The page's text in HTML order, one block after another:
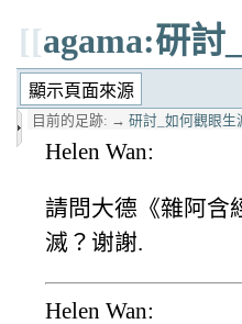
[[agama:研討
目前的足跡: → 研討_如何觀眼生
Helen Wan:
請問大德《雜阿含
滅？谢謝.
Helen Wan: